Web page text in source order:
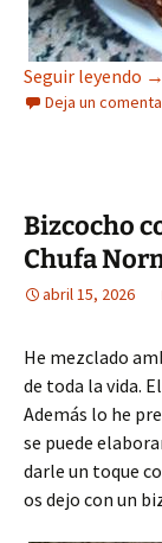
Seguir leyendo →
Deja un
Bizcocho
Chufa
abril 15, 2026
He mezclado
de toda la vida.
Además lo he
se puede
darle un toque
os dejo con un